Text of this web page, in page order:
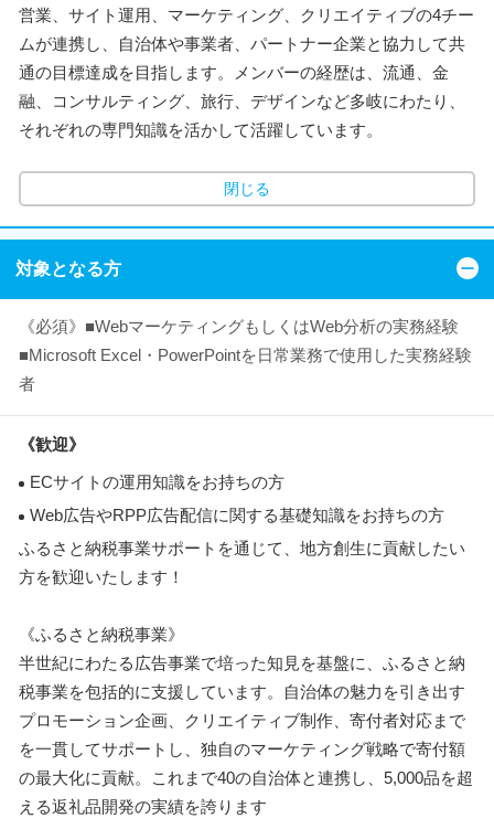
営業、サイト運用、マーケティング、クリエイティブの4チー
ムが連携し、自治体や事業者、パートナー企業と協力して共
通の目標達成を目指します。メンバーの経歴は、流通、金
融、コンサルティング、旅行、デザインなど多岐にわたり、
それぞれの専門知識を活かして活躍しています。
閉じる
対象となる方
《必須》■WebマーケティングもしくはWeb分析の実務経験
■Microsoft Excel・PowerPointを日常業務で使用した実務経験
者
《歓迎》
ECサイトの運用知識をお持ちの方
Web広告やRPP広告配信に関する基礎知識をお持ちの方
ふるさと納税事業サポートを通じて、地方創生に貢献したい
方を歓迎いたします！
《ふるさと納税事業》
半世紀にわたる広告事業で培った知見を基盤に、ふるさと納
税事業を包括的に支援しています。自治体の魅力を引き出す
プロモーション企画、クリエイティブ制作、寄付者対応まで
を一貫してサポートし、独自のマーケティング戦略で寄付額
の最大化に貢献。これまで40の自治体と連携し、5,000品を超
える返礼品開発の実績を誇ります